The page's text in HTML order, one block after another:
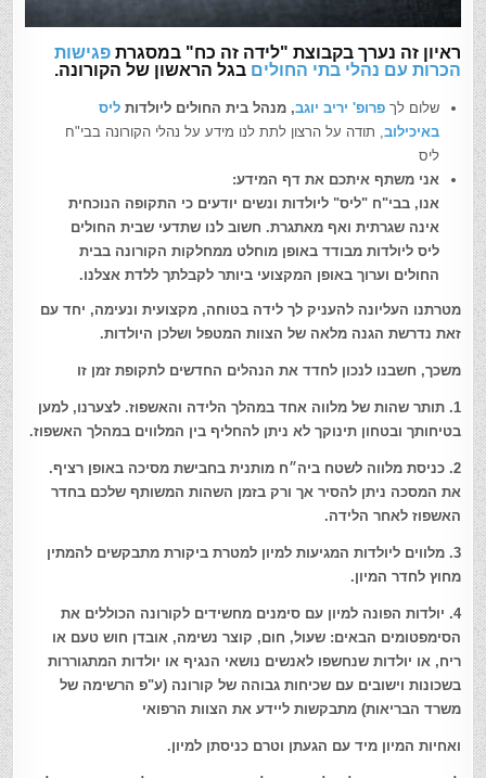
ראיון זה נערך בקבוצת "לידה זה כח" במסגרתפגישות
הכרות עם נהלי בתי החולים בגל הראשון של הקורונה.
שלום לךפרופ' יריב יוגב, מנהל בית החולים ליולדותליס
באיכילוב, תודה על הרצון לתת לנו מידע על נהלי הקורונה בבי"ח
ליס
אני משתף איתכם את דף המידע:
אנו, בבי"ח "ליס" ליולדות ונשים יודעים כי התקופה הנוכחית
אינה שגרתית ואף מאתגרת. חשוב לנו שתדעי שבית החולים
ליס ליולדות מבודד באופן מוחלט ממחלקות הקורונה בבית
החולים וערוך באופן המקצועי ביותר לקבלתך ללדת אצלנו.
מטרתנו העליונה להעניק לך לידה בטוחה, מקצועית ונעימה, יחד עם
זאת נדרשת הגנה מלאה של הצוות המטפל ושלכן היולדות.
משכך, חשבנו לנכון לחדד את הנהלים החדשים לתקופת זמן זו
1. תותר שהות של מלווה אחד במהלך הלידה והאשפוז. לצערנו, למען
בטיחותך ובטחון תינוקך לא ניתן להחליף בין המלווים במהלך האשפוז.
2. כניסת מלווה לשטח ביה״ח מותנית בחבישת מסיכה באופן רציף.
את המסכה ניתן להסיר אך ורק בזמן השהות המשותף שלכם בחדר
האשפוז לאחר הלידה.
3. מלווים ליולדות המגיעות למיון למטרת ביקורת מתבקשים להמתין
מחוץ לחדר המיון.
4. יולדות הפונה למיון עם סימנים מחשידים לקורונה הכוללים את
הסימפטומים הבאים: שעול, חום, קוצר נשימה, אובדן חוש טעם או
ריח, או יולדות שנחשפו לאנשים נושאי הנגיף או יולדות המתגוררות
בשכונות וישובים עם שכיחות גבוהה של קורונה (ע"פ הרשימה של
משרד הבריאות) מתבקשות ליידע את הצוות הרפואי
ואחיות המיון מיד עם הגעתן וטרם כניסתן למיון.